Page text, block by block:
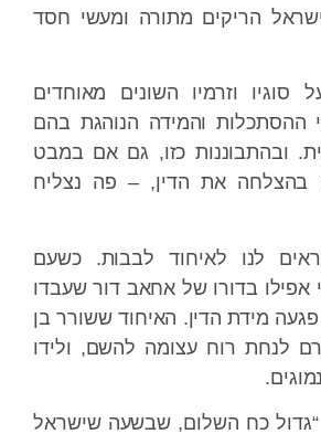
הריקים מתורה ומעשי חסד
וזרמיו השונים מאוחדים
ההסתכלות והמידה הנוהגת בהם
ובהתבוננות כזו, גם אם במבט
בהצלחה את הדין, – פה נצליח
לנו לאיחוד לבבות. כשעם
אפילו בדורו של אחאב דור שעבדו
מידת הדין. האיחוד ששורר בן
לנחת רוח עצומה להשם, ולידו
“גדול כח השלום, שבשעה שישראל